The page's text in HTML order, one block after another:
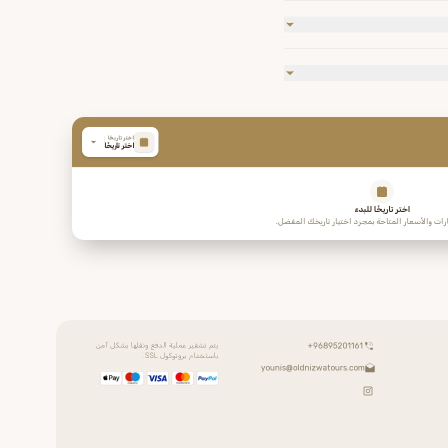
لبعض المواقع غير مشمولة في الباقة.
اختر تاريخًا
اختر تاريخًا
اختر تاريخًا للبدء
والأسعار المتاحة بمجرد اختيار تاريخك المفضل.
+96895201161
younis@oldnizwatours.com
يتم تشفير عملية الدفع ونقلها بشكل آمن
باستخدام بروتوكول SSL.